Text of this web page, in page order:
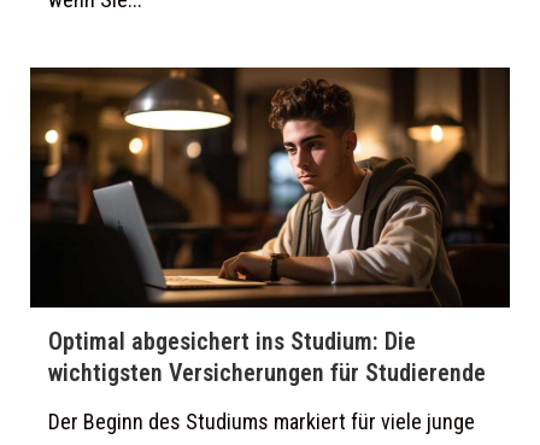
Optimal abgesichert ins Studium: Die
wichtigsten Versicherungen für Studierende
Der Beginn des Studiums markiert für viele junge